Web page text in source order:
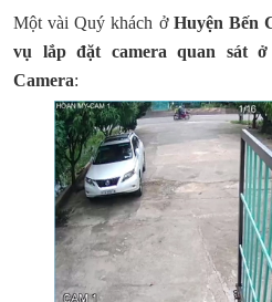
Một vài Quý khách ở Huyện Bến
vụ lắp đặt camera quan sát
Camera: